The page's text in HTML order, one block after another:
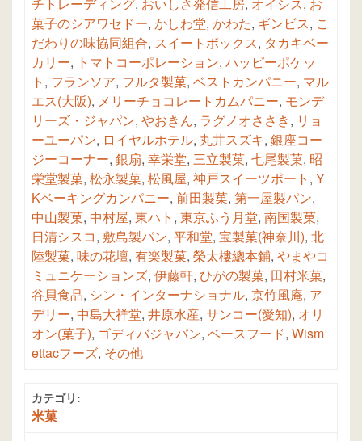
チトレーディング, おいしさ発信工房, オイシス, お
菓子のシアワセドー, かしわ堂, かわた, ギンビス, こ
だわりの味協同組合, スイートボックス, タカキベー
カリー, トマトコーポレーション, ハッピーポケッ
ト , フランソア, フルタ製菓, ベストカンパニー, マル
エス(大阪), メリーチョコレートカムパニー, モンデ
リーズ・ジャパン, やおきん, ラグノオささき, リョ
ーユーパン, ロイヤルホテル, 丸井スズキ, 銀座コー
ジーコーナー, 銀扇, 幸栄堂, 三立製菓, 七尾製菓, 昭
栄堂製菓, 松永製菓, 松風屋, 神戸スイーツポート , Y
Kベーキングカンパニー, 前田製菓, 第一屋製パン,
中山製菓, 中村屋, 東ハト , 東京ふう月堂, 南国製菓,
日清シスコ, 敷島製パン, 平和堂, 宝製菓(神奈川), 北
陸製菓, 味の花壇, 有楽製菓, 榮太樓總本鋪, やまやコ
ミュニケーションズ, 伊藤軒, ひがの製菓, 田村米菓,
谷貝食品, シン・インターナショナル, 京竹風庵, ア
デリー, 中島大祥堂, 井原水産, サンコー(愛知), オリ
オン(菓子), ゴディバジャパン, ベースフード, Wism
ettacフーズ, その他
カテゴリ:
米菓